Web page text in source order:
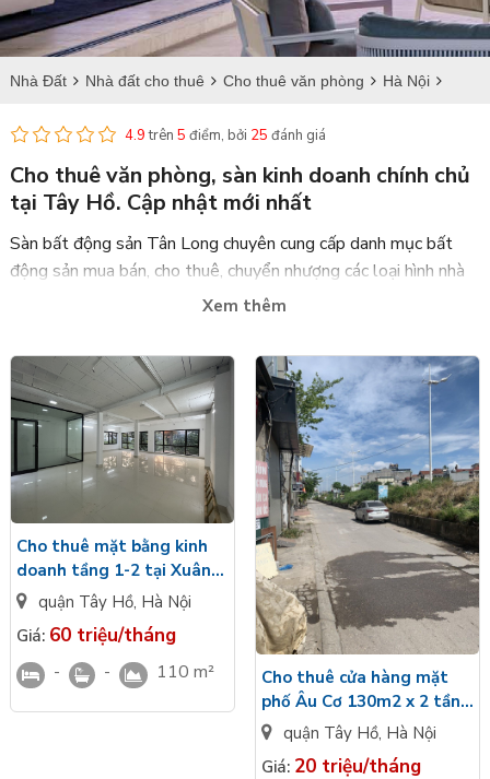
Nhà Đất Nhà đất cho thuê Cho thuê văn phòng Hà Nội
Cho thuê văn phòng tại Tây Hồ
4.9trên 5 điểm, bởi 25 đánh giá
Cho thuê văn phòng, sàn kinh doanh chính chủ
tại Tây Hồ. Cập nhật mới nhất
Sàn bất động sản Tân Long chuyên cung cấp danh mục bất
động sản mua bán, cho thuê, chuyển nhượng các loại hình nhà
đất, biệt thự, sàn kinh doanh văn phòng với đầy đủ loại diện
Tại Tây Hồ, Tân Long cung cấp cho khách hàng danh mục bất
động sản
cho thuê sàn văn phòng kinh doanh và
sàn kinh
doanh mua bán chính chủvới đầy đủ thông tin về vị trí, giá cả,
hướng phong thủycho khách hàng tham khảo và lựa chọn.
Đội ngũ chuyên viên tư vấn dày dặn kinh nghiệm của Tân Long
luôn sẵn sàng hỗ trợ giải đáp thắc mắc 24/24 với mong muốn
mang lại cho khách hàng không gian làm việc hoàn hảo nhất,
đồng thời góp phần tạo nên giá trị cho cộng đồng và xã hội!
Xem thêm
Cho thuê mặt bằng kinh
doanh tầng 1-2 tại Xuân
Diệu - Tây Hồ, mặt tiền
quận Tây Hồ, Hà Nội
Giá: 60 triệu/tháng
- - 110 m²
Cho thuê cửa hàng mặt
phố Âu Cơ 130m2 x 2 tầng
Mặt tiền 8m Giá 20
Tr/tháng
quận Tây Hồ, Hà Nội
Giá: 20 triệu/tháng